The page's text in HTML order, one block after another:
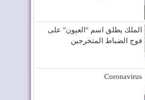
الملك يطلق اسم "العيون" على
فوج الضباط المتخرجين
Coronavirus